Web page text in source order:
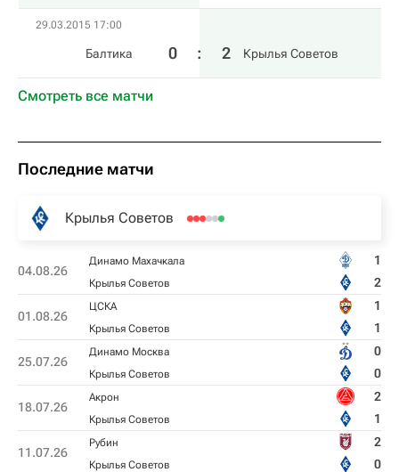
29.03.2015 17:00
Балтика 0 : 2 Крылья Советов
Смотреть все матчи
Последние матчи
Крылья Советов
04.08.26
Динамо Махачкала 1
Крылья Советов 2
01.08.26
ЦСКА 1
Крылья Советов 1
25.07.26
Динамо Москва 0
Крылья Советов 0
18.07.26
Акрон 2
Крылья Советов 1
11.07.26
Рубин 2
Крылья Советов 0